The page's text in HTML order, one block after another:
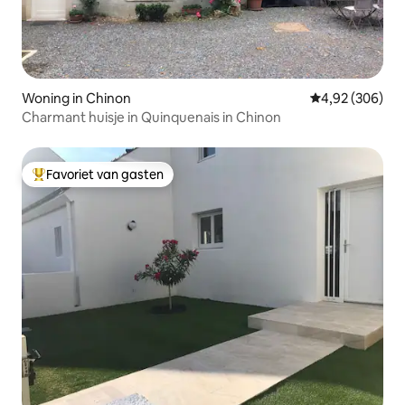
Woning in Chinon Gemiddelde
4,92 (306)
Charmant huisje in Quinquenais in Chinon
Topfavoriet van gasten
Favoriet van gasten